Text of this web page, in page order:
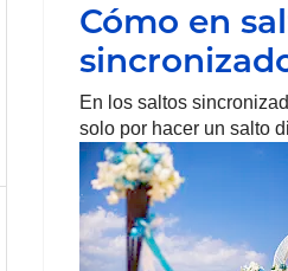
Cómo en
En los saltos
solo por hacer un salto